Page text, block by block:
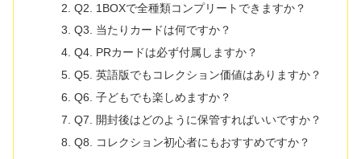
Q2. 1BOXで全種類コンプリートできますか？
Q3. 当たりカードは何ですか？
Q4. PRカードは必ず付属しますか？
Q5. 英語版でもコレクション価値はありますか？
Q6. 子どもでも楽しめますか？
Q7. 開封後はどのように保管すればいいですか？
Q8. コレクション初心者にもおすすめですか？